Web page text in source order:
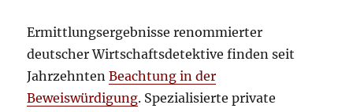
Ermittlungsergebnisse renommierter
deutscher Wirtschaftsdetektive finden seit
JahrzehntenBeachtung in der
Beweiswürdigung. Spezialisierte private